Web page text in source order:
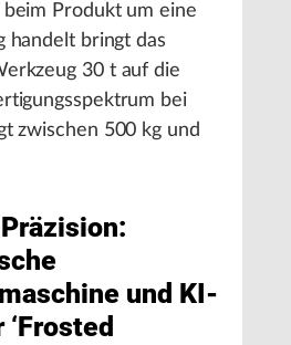
Produkt um eine
handelt bringt das
30 t auf die
bei
zwischen 500 kg und
und KI-